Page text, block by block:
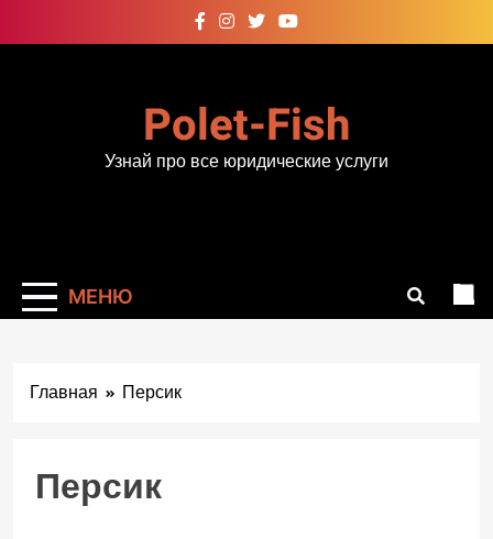
к
Polet-Fish
Узнай про все юридические услуги
МЕНЮ
Главная Персик
Персик